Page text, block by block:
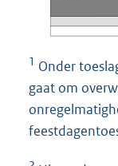
1 Onder
gaat om